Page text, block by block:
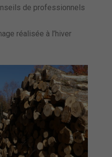
de professionnels
réalisée à l’hiver